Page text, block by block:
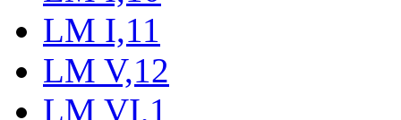
LM I,11
LM V,12
LM VI,1